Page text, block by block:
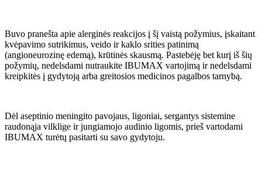
Buvo pranešta apie alerginės reakcijos į šį vaistą požymius, įskaitant
kvėpavimo sutrikimus, veido ir kaklo srities patinimą
(angioneurozinę edemą), krūtinės skausmą. Pastebėję bet kurį iš šių
požymių, nedelsdami nutraukite IBUMAX vartojimą ir nedelsdami
kreipkitės į gydytoją arba greitosios medicinos pagalbos tarnybą.
Dėl aseptinio meningito pavojaus, ligoniai, sergantys sistemine
raudonąja vilklige ir jungiamojo audinio ligomis, prieš vartodami
IBUMAX turėtų pasitarti su savo gydytoju.